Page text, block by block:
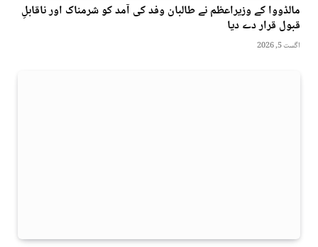
مالڈووا کے وزیراعظم نے طالبان وفد کی آمد کو شرمناک اور ناقابلِ
قبول قرار دے دیا
اگست 5, 2026